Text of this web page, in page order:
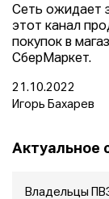
Сеть ожидает
этот канал
покупок в
СберМаркет.
21.10.2022
Игорь Бахарев
Актуальное
Владельцы